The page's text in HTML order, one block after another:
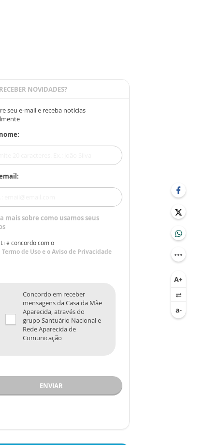
NOVIDADES?
seu e-mail e receba notícias
mais sobre como usamos seus
Li e concordo com o
Termo de Usoe oAviso de Privacidade
Concordo em receber
mensagens da Casa da Mãe
Aparecida, através do
grupo Santuário Nacional e
Rede Aparecida de
Comunicação
ENVIAR